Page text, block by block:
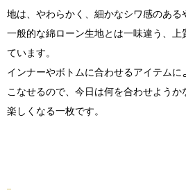
地は、やわらかく、細かなシワ感のある
一般的な綿ローン生地とは一味違う、上
ています。
インナーやボトムに合わせるアイテム
こなせるので、今日は何を合わせよう
楽しくなる一枚です。